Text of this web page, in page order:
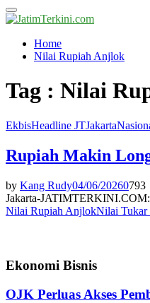
Primary
Menu
Home
Nilai Rupiah Anjlok
Tag : Nilai
EkbisHeadline JTJakarta
Rupiah Makin
by Kang Rudy04/06/20260793
Jakarta-JATIMTERKINI.COM:
Nilai Rupiah AnjlokNilai Tukar
Ekonomi Bisnis
OJK Perluas Akses